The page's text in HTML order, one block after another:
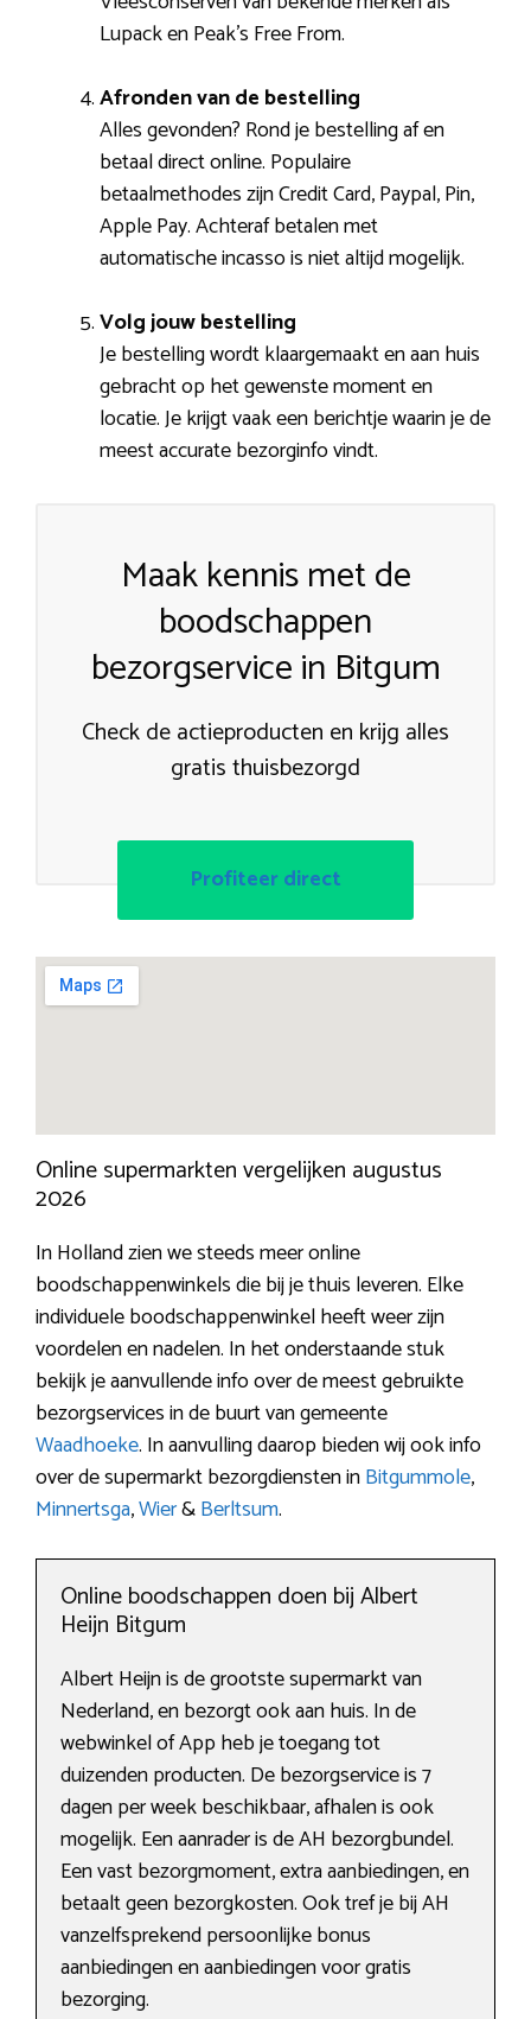
Lupack en Peak’s Free From.
Afronden van de bestelling
Alles gevonden? Rond je bestelling af en
betaal direct online. Populaire
betaalmethodes zijn Credit Card, Paypal, Pin,
Apple Pay. Achteraf betalen met
automatische incasso is niet altijd mogelijk.
Volg jouw bestelling
Je bestelling wordt klaargemaakt en aan huis
gebracht op het gewenste moment en
locatie. Je krijgt vaak een berichtje waarin je de
meest accurate bezorginfo vindt.
Maak kennis met de
boodschappen
bezorgservice in Bitgum
Check de actieproducten en krijg alles
gratis thuisbezorgd
Profiteer direct
Online supermarkten vergelijken augustus
2026
In Holland zien we steeds meer online
boodschappenwinkels die bij je thuis leveren. Elke
individuele boodschappenwinkel heeft weer zijn
voordelen en nadelen. In het onderstaande stuk
bekijk je aanvullende info over de meest gebruikte
bezorgservices in de buurt van gemeente
Waadhoeke. In aanvulling daarop bieden wij ook info
over de supermarkt bezorgdiensten inBitgummole,
Minnertsga,Wier&Berltsum.
Online boodschappen doen bij Albert
Heijn Bitgum
Albert Heijn is de grootste supermarkt van
Nederland, en bezorgt ook aan huis. In de
webwinkel of App heb je toegang tot
duizenden producten. De bezorgservice is 7
dagen per week beschikbaar, afhalen is ook
mogelijk. Een aanrader is de AH bezorgbundel.
Een vast bezorgmoment, extra aanbiedingen, en
betaalt geen bezorgkosten. Ook tref je bij AH
vanzelfsprekend persoonlijke bonus
aanbiedingen en aanbiedingen voor gratis
bezorging.